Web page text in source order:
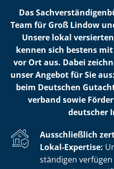
Das
Team für Groß Lindow
Unsere lokal
kennen sich bestens
vor Ort aus. Dabei
unser Angebot für Sie
beim Deutschen
ver­band sowie
deutscher
Ausschließlich
Lokal-Expertise:
stän­di­gen